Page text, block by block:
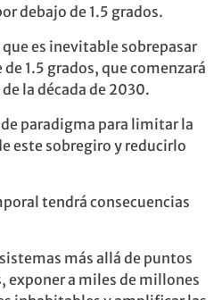
debajo de 1.5 grados.
es inevitable sobrepasar
1.5 grados, que comenzará
la década de 2030.
paradigma para limitar la
este sobregiro y reducirlo
tendrá consecuencias
más allá de puntos
exponer a miles de millones